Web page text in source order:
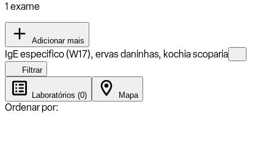
1 exame
Adicionar mais
IgE especifico (W17), ervas daninhas, kochia scoparia
Filtrar
Laboratórios (0) Mapa
Ordenar por: